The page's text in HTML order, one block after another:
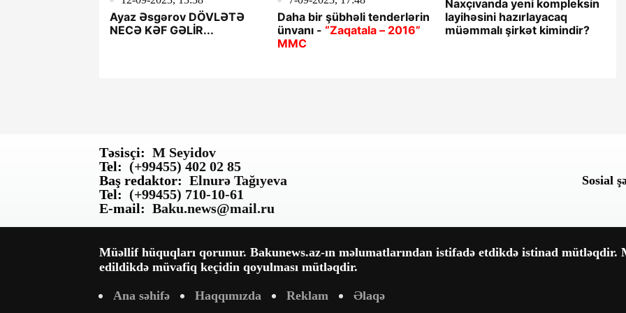
Ayaz Əsgərov DÖVLƏTƏ
NECƏ KƏF GƏLİR...
Daha bir şübhəli tenderlərin
ünvanı -
MMC
Naxçıvanda yeni kompleksin
layihəsini hazırlayacaq
müəmmalı şirkət kimindir?
Təsisçi: M Seyidov
Tel: (+99455) 402 02 85
Baş redaktor: Elnurə Tağıyeva
Tel: (+99455) 710-10-61
E-mail: Baku.news@mail.ru
Sosial
Müəllif hüquqları qorunur. Bakunews.az-ın məlumatlarından istifadə etdikdə istinad
edildikdə müvafiq keçidin qoyulması mütləqdir.
Ana səhifə Haqqımızda Reklam Əlaqə